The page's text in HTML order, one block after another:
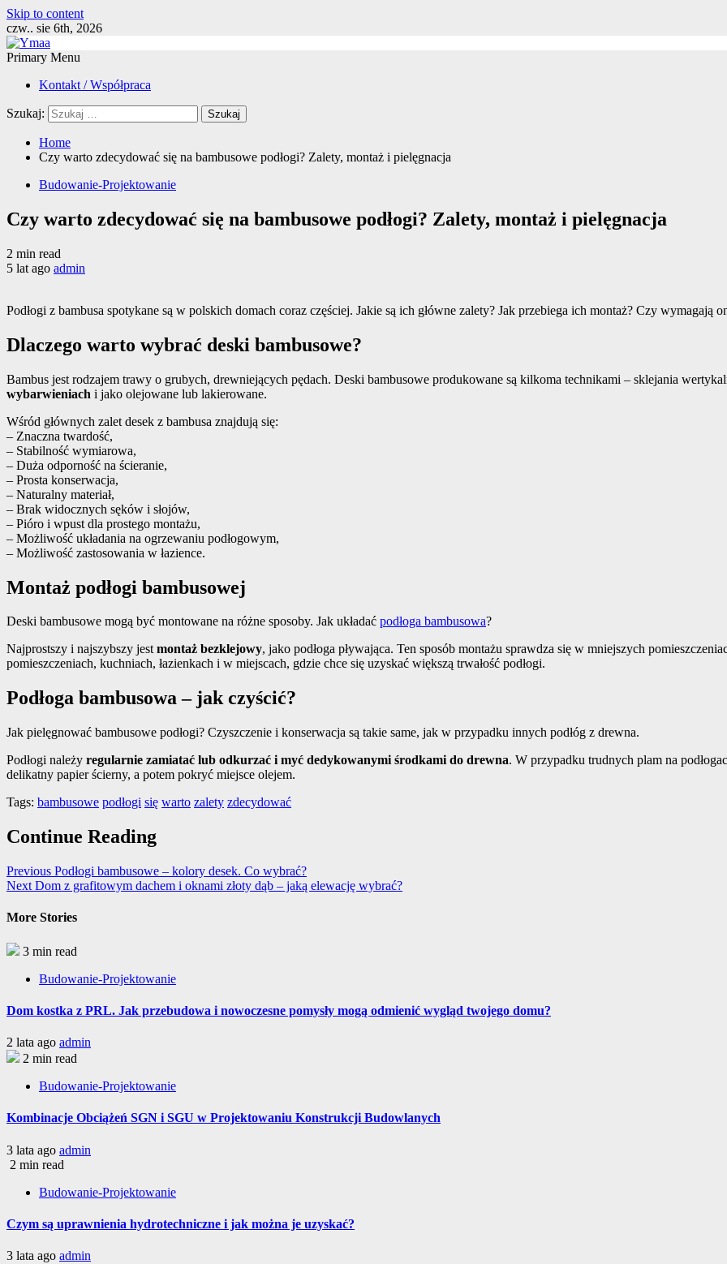
Skip to content
czw.. sie 6th, 2026
Primary Menu
Kontakt / Współpraca
Szukaj:
Home
Czy warto zdecydować się na bambusowe podłogi? Zalety, montaż i pielęgnacja
Budowanie-Projektowanie
Czy warto zdecydować się na bambusowe podłogi? Zalety, montaż i pielęgnacja
2 min read
5 lat ago admin
Podłogi z bambusa spotykane są w polskich domach coraz częściej. Jakie są ich główne zalety? Jak przebiega ich montaż? Czy wymagają
Dlaczego warto wybrać deski bambusowe?
Bambus jest rodzajem trawy o grubych, drewniejących pędach. Deski bambusowe produkowane są kilkoma technikami – sklejania
wybarwieniach i jako olejowane lub lakierowane.
Wśród głównych zalet desek z bambusa znajdują się:
– Znaczna twardość,
– Stabilność wymiarowa,
– Duża odporność na ścieranie,
– Prosta konserwacja,
– Naturalny materiał,
– Brak widocznych sęków i słojów,
– Pióro i wpust dla prostego montażu,
– Możliwość układania na ogrzewaniu podłogowym,
– Możliwość zastosowania w łazience.
Montaż podłogi bambusowej
Deski bambusowe mogą być montowane na różne sposoby. Jak układać podłoga bambusowa?
Najprostszy i najszybszy jestmontaż bezklejowy, jako podłoga pływająca. Ten sposób montażu sprawdza się w mniejszych
pomieszczeniach, kuchniach, łazienkach i w miejscach, gdzie chce się uzyskać większą trwałość podłogi.
Podłoga bambusowa – jak czyścić?
Jak pielęgnować bambusowe podłogi? Czyszczenie i konserwacja są takie same, jak w przypadku innych podłóg z drewna.
Podłogi należy regularnie zamiatać lub odkurzać i myć dedykowanymi środkami do drewna. W przypadku trudnych plam na
delikatny papier ścierny, a potem pokryć miejsce olejem.
Tags: bambusowe podłogi się warto zalety zdecydować
Continue Reading
Previous Podłogi bambusowe – kolory desek. Co wybrać?
Next Dom z grafitowym dachem i oknami złoty dąb – jaką elewację wybrać?
More Stories
3 min read
Budowanie-Projektowanie
Dom kostka z PRL. Jak przebudowa i nowoczesne pomysły mogą odmienić wygląd twojego domu?
2 lata ago admin
2 min read
Budowanie-Projektowanie
Kombinacje Obciążeń SGN i SGU w Projektowaniu Konstrukcji Budowlanych
3 lata ago admin
2 min read
Budowanie-Projektowanie
Czym są uprawnienia hydrotechniczne i jak można je uzyskać?
3 lata ago admin